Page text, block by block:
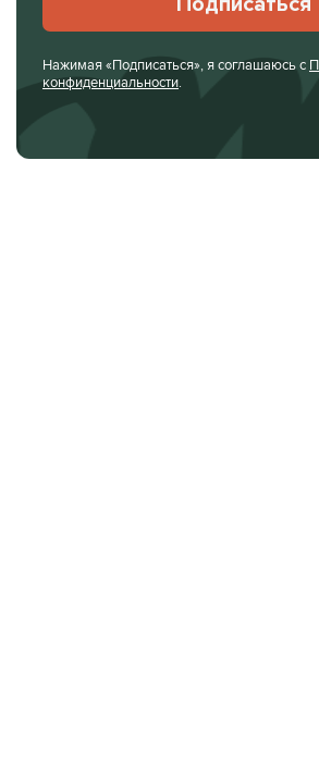
Нажимая «Подписаться», я соглашаюсь с
конфиденциальности.